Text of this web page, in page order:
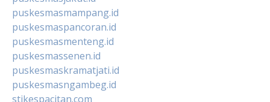
puskesmasmampang.id
puskesmaspancoran.id
puskesmasmenteng.id
puskesmassenen.id
puskesmaskramatjati.id
puskesmasngambeg.id
stikespacitan.com